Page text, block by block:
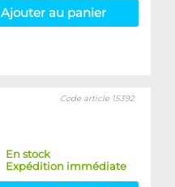
Ajouter au panier
Code article 15392
En stock
Expédition immédiate